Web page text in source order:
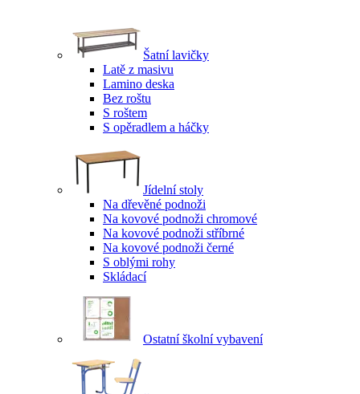
Šatní lavičky
Latě z masivu
Lamino deska
Bez roštu
S roštem
S opěradlem a háčky
Jídelní stoly
Na dřevěné podnoži
Na kovové podnoži chromové
Na kovové podnoži stříbrné
Na kovové podnoži černé
S oblými rohy
Skládací
Ostatní školní vybavení